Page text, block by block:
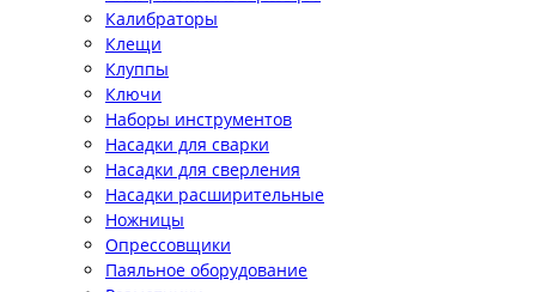
Калибраторы
Клещи
Клуппы
Ключи
Наборы инструментов
Насадки для сварки
Насадки для сверления
Насадки расширительные
Ножницы
Опрессовщики
Паяльное оборудование